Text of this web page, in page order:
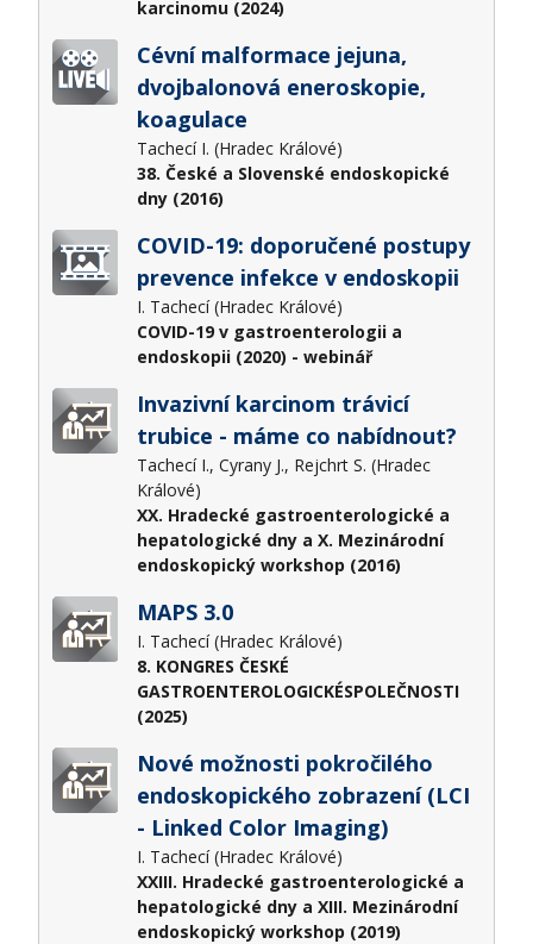
karcinomu (2024)
Cévní malformace jejuna,
dvojbalonová eneroskopie,
koagulace
Tachecí I. (Hradec Králové)
38. České a Slovenské endoskopické
dny (2016)
COVID-19: doporučené postupy
prevence infekce v endoskopii
I. Tachecí (Hradec Králové)
COVID-19 v gastroenterologii a
endoskopii (2020) - webinář
Invazivní karcinom trávicí
trubice - máme co nabídnout?
Tachecí I., Cyrany J., Rejchrt S. (Hradec
Králové)
XX. Hradecké gastroenterologické a
hepatologické dny a X. Mezinárodní
endoskopický workshop (2016)
MAPS 3.0
I. Tachecí (Hradec Králové)
8. KONGRES ČESKÉ
GASTROENTEROLOGICKÉSPOLEČNOSTI
(2025)
Nové možnosti pokročilého
endoskopického zobrazení (LCI
- Linked Color Imaging)
I. Tachecí (Hradec Králové)
XXIII. Hradecké gastroenterologické a
hepatologické dny a XIII. Mezinárodní
endoskopický workshop (2019)